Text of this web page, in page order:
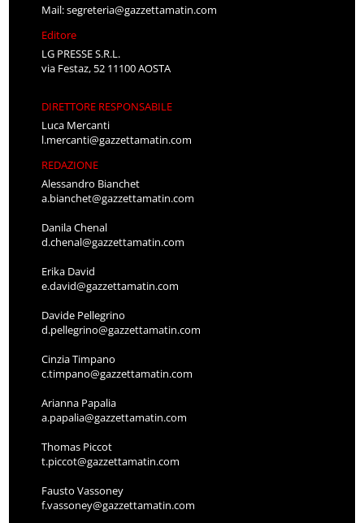
Mail:segreteria@gazzettamatin.com
Editore
LG PRESSE S.R.L.
via Festaz, 52 11100 AOSTA
DIRETTORE RESPONSABILE
Luca Mercanti
l.mercanti@gazzettamatin.com
REDAZIONE
Alessandro Bianchet
a.bianchet@gazzettamatin.com
Danila Chenal
d.chenal@gazzettamatin.com
Erika David
e.david@gazzettamatin.com
Davide Pellegrino
d.pellegrino@gazzettamatin.com
Cinzia Timpano
c.timpano@gazzettamatin.com
Arianna Papalia
a.papalia@gazzettamatin.com
Thomas Piccot
t.piccot@gazzettamatin.com
Fausto Vassoney
f.vassoney@gazzettamatin.com